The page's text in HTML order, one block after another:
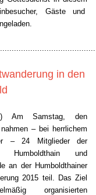
Gäste und
in den
Am Samstag, den
– bei herrlichem
– 24 Mitglieder der
Humboldthain und
an der Humboldthainer
2015 teil. Das Ziel
organisierten